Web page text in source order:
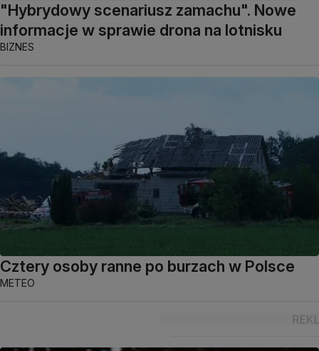
"Hybrydowy scenariusz zamachu". Nowe
informacje w sprawie drona na lotnisku
BIZNES
Cztery osoby ranne po burzach w Polsce
METEO